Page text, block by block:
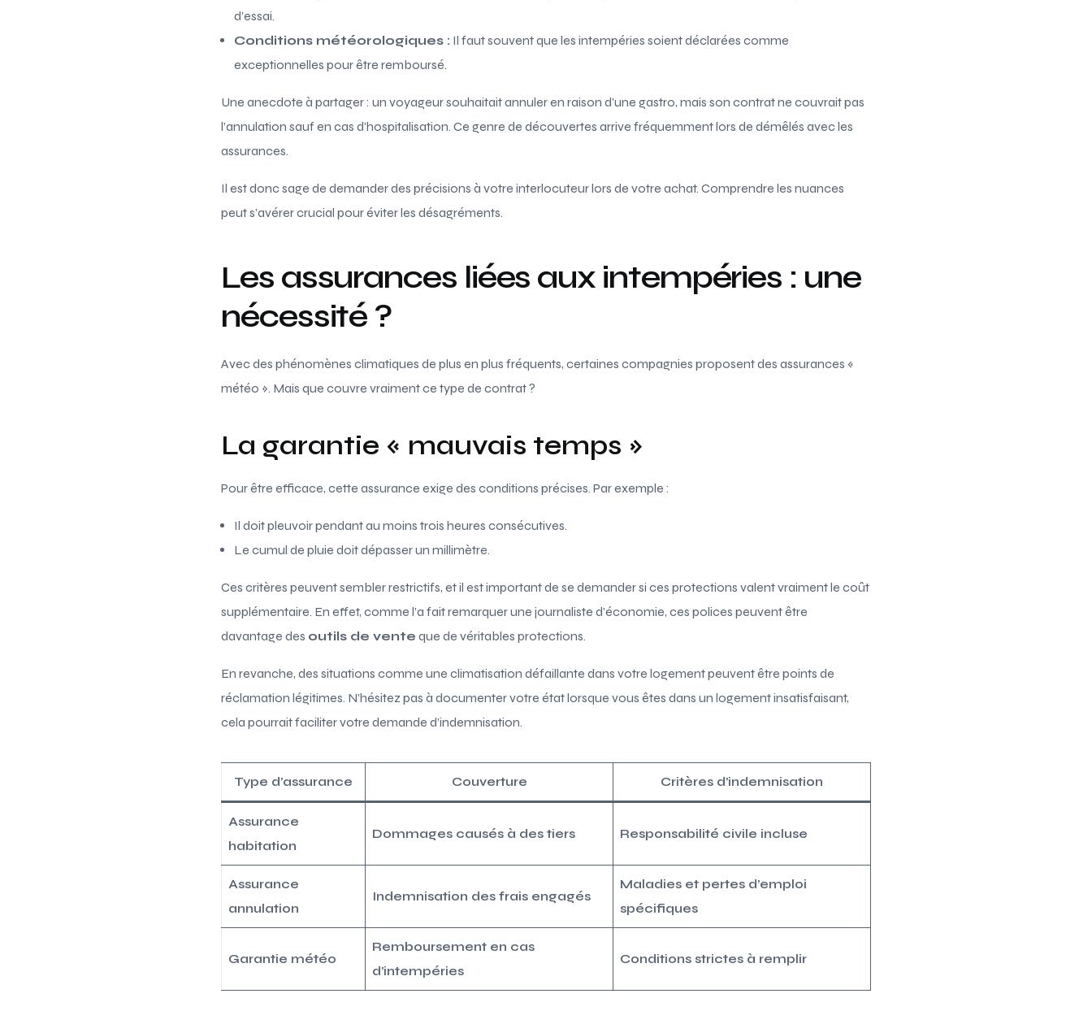
d’essai.
Conditions météorologiques : Il faut souvent que les intempéries soient déclarées comme
exceptionnelles pour être remboursé.
Une anecdote à partager : un voyageur souhaitait annuler en raison d’une gastro, mais son contrat ne couvrait pas
l’annulation sauf en cas d’hospitalisation. Ce genre de découvertes arrive fréquemment lors de démêlés avec les
assurances.
Il est donc sage de demander des précisions à votre interlocuteur lors de votre achat. Comprendre les nuances
peut s’avérer crucial pour éviter les désagréments.
Les assurances liées aux intempéries : une
nécessité ?
Avec des phénomènes climatiques de plus en plus fréquents, certaines compagnies proposent des assurances «
météo ». Mais que couvre vraiment ce type de contrat ?
La garantie « mauvais temps »
Pour être efficace, cette assurance exige des conditions précises. Par exemple :
Il doit pleuvoir pendant au moins trois heures consécutives.
Le cumul de pluie doit dépasser un millimètre.
Ces critères peuvent sembler restrictifs, et il est important de se demander si ces protections valent vraiment le coût
supplémentaire. En effet, comme l’a fait remarquer une journaliste d’économie, ces polices peuvent être
davantage des outils de vente que de véritables protections.
En revanche, des situations comme une climatisation défaillante dans votre logement peuvent être points de
réclamation légitimes. N’hésitez pas à documenter votre état lorsque vous êtes dans un logement insatisfaisant,
cela pourrait faciliter votre demande d’indemnisation.
Type d’assurance Couverture Critères d’indemnisation
Assurance
habitation
Dommages causés à des tiers Responsabilité civile incluse
Assurance
annulation
Indemnisation des frais engagés
Maladies et pertes d’emploi
spécifiques
Garantie météo
Remboursement en cas
d’intempéries
Conditions strictes à remplir